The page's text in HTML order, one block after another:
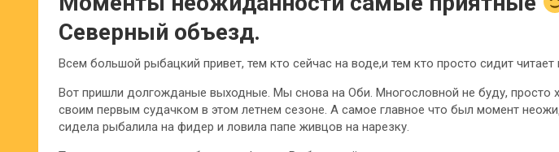
Северный объезд.
Всем большой рыбацкий привет, тем кто сейчас на воде,и тем кто просто сидит читает
Вот пришли долгожданые выходные. Мы снова на Оби. Многословной не буду, просто
своим первым судачком в этом летнем сезоне. А самое главное что был момент
сидела рыбалила на фидер и ловила папе живцов на нарезку.